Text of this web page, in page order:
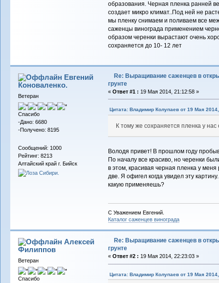
образования. Черная пленка ранней
создает микро климат..Под ней не
мы пленку снимаем и поливаем все
саженцы винограда применением
образом черенки вырастают очень
сохраняется до 10- 12 лет
Евгений
Коноваленко.
Ветеран
Спасибо
-Дано: 6680
-Получено: 8195
Сообщений: 1000
Рейтинг: 8213
Алтайский край г. Бийск
Re: Выращивание саженцев в
грунте
« Ответ #1 : 19 Мая 2014, 21:12:58 »
Цитата: Владимир Колупаев от 19 Мая
К тому же сохраняется пленка у
Володя привет! В прошлом году
По началу все красиво, но черенки
в этом, красивая черная пленка у
две. Я офигел когда увидел эту
какую применяешь?
С Уважением Евгений.
Каталог саженцев винограда
Алексей
Филиппов
Ветеран
Спасибо
Re: Выращивание саженцев в
грунте
« Ответ #2 : 19 Мая 2014, 22:23:03 »
Цитата: Владимир Колупаев от 19 Мая